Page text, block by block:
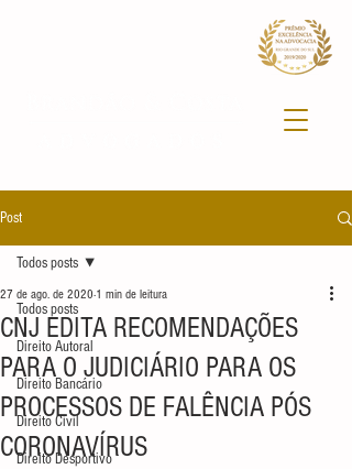
Post
Todos posts
Direito Autoral
Direito Bancário
Direito Civil
Direito Desportivo
Todos posts
CNJ EDITA RECOMENDAÇÕES
PARA O JUDICIÁRIO PARA OS
PROCESSOS DE FALÊNCIA PÓS
CORONAVÍRUS
27 de ago. de 2020 1 min de leitura